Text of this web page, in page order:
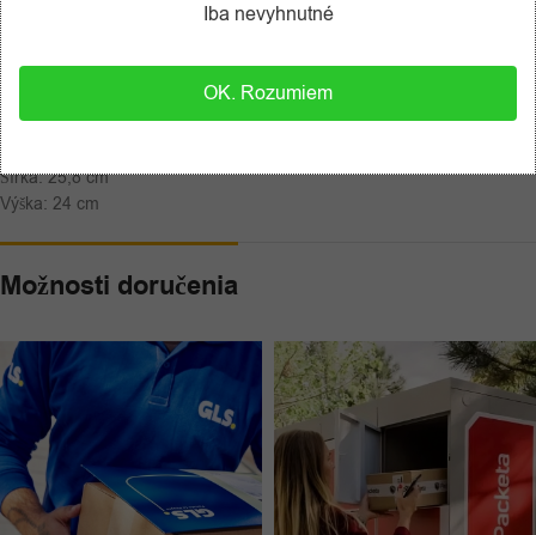
Profesionálnych remeselníkov
Servisných technikov
Záhradkárov
Rozmery kufra:
Dĺžka: 49,6 cm
Šírka: 25,8 cm
Výška: 24 cm
Možnosti doručenia
Iba nevyhnutné
OK. Rozumiem